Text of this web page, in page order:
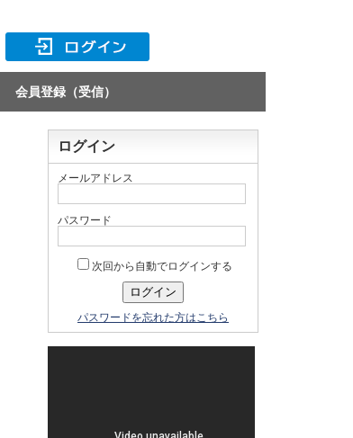
会員登録（受信）
ログイン
メールアドレス
パスワード
次回から自動でログインする
パスワードを忘れた方はこちら